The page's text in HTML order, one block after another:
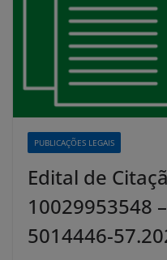
PUBLICAÇÕES LEGAIS
Edital de
10029953548
5014446-